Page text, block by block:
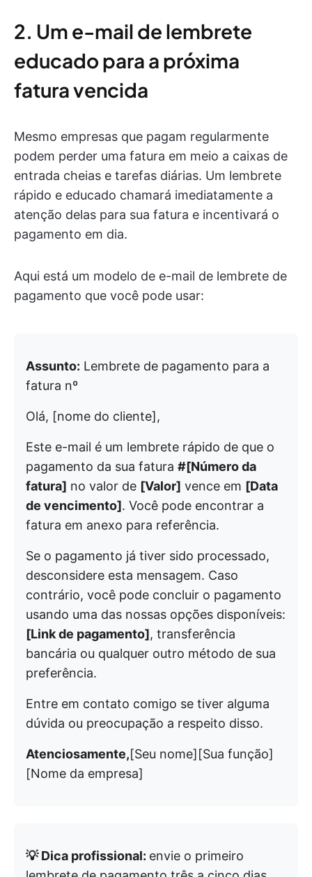
2. Um e-mail de lembrete
educado para a próxima
fatura vencida
Mesmo empresas que pagam regularmente
podem perder uma fatura em meio a caixas de
entrada cheias e tarefas diárias. Um lembrete
rápido e educado chamará imediatamente a
atenção delas para sua fatura e incentivará o
pagamento em dia.
Aqui está um modelo de e-mail de lembrete de
pagamento que você pode usar:
Assunto: Lembrete de pagamento para a
fatura nº
Olá, [nome do cliente],
Este e-mail é um lembrete rápido de que o
pagamento da sua fatura #[Número da
fatura] no valor de [Valor] vence em [Data
de vencimento]. Você pode encontrar a
fatura em anexo para referência.
Se o pagamento já tiver sido processado,
desconsidere esta mensagem. Caso
contrário, você pode concluir o pagamento
usando uma das nossas opções disponíveis:
[Link de pagamento], transferência
bancária ou qualquer outro método de sua
preferência.
Entre em contato comigo se tiver alguma
dúvida ou preocupação a respeito disso.
Atenciosamente,[Seu nome][Sua função]
[Nome da empresa]
💡 Dica profissional: envie o primeiro